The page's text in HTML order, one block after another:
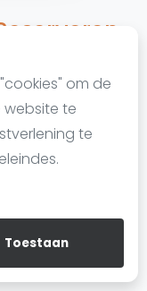
om de
te
te
Toestaan
De
4 padelbanen.